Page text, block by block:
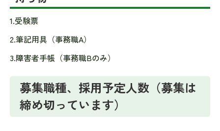
1.受験票
2.筆記用具（事務職A）
3.障害者手帳（事務職Bのみ）
募集職種、採用予定人数（募集は
締め切っています）